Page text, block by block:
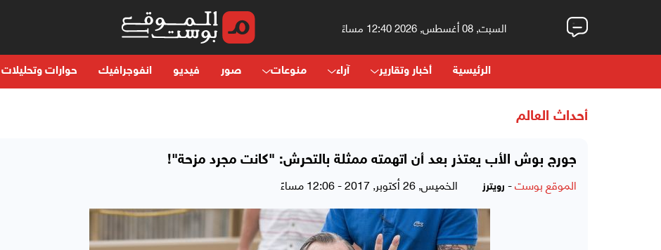
السبت, 08 أغسطس, 2026 12:40 مساءً
الرئيسية أخبار وتقارير آراء منوعات صور فيديو انفوجرافيك حوارات وتحليلات
أحداث العالم
جورج بوش الأب يعتذر بعد أن اتهمته ممثلة بالتحرش: "كانت مجرد مزحة"!
الموقع بوست- رويترز الخميس, 26 أكتوبر, 2017 - 12:06 مساءً